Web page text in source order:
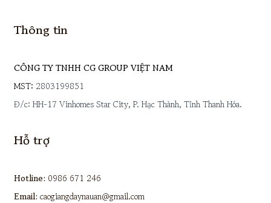
Email: caogiangdaynauan@gmail.com
Hỗ trợ
Hotline: 0986 671 246
MST: 2803199851
Thông tin
Đ/c: HH-17 Vinhomes Star City, P. Hạc Thành, Tỉnh Thanh Hóa.
CÔNG TY TNHH CG GROUP VIỆT NAM